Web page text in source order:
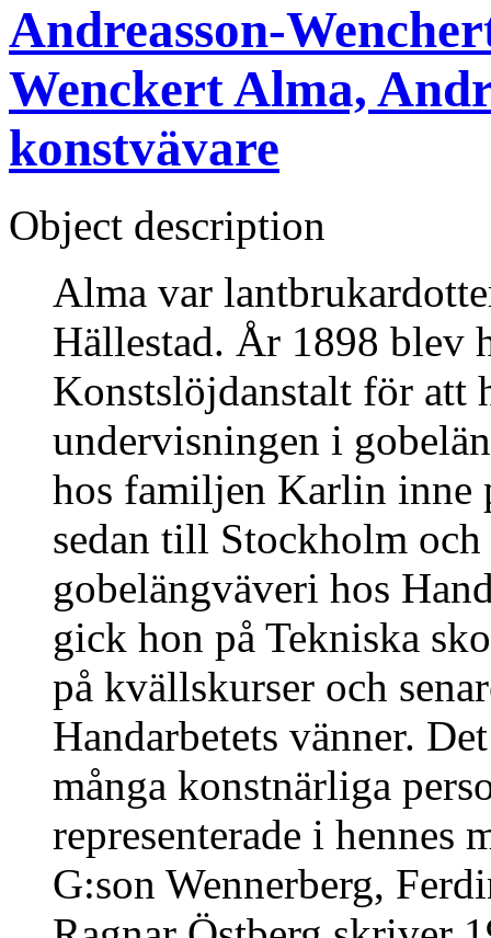
Andreasson-
Wenckert Alma,
konstvävare
Object description
Alma var
Hällestad. År 1898 blev
Konstslöjdanstalt för att
undervisningen i
hos familjen Karlin inne
sedan till Stockholm
gobelängväveri hos
gick hon på Tekniska
på kvällskurser och
Handarbetets vänner.
många konstnärliga
representerade i hennes
G:son Wennerberg,